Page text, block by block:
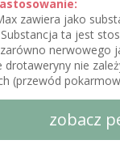
zawiera jako
ta jest
nerwowego
drotaweryny nie
(przewód
drogiżółciowe).Lek
głównie z moczem i
stosuje się:
zobacz